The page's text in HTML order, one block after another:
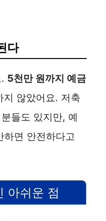
다
5천만 원까지 예금
지 않았어요. 저축
들도 있지만, 예
하면 안전하다고
아쉬운 점